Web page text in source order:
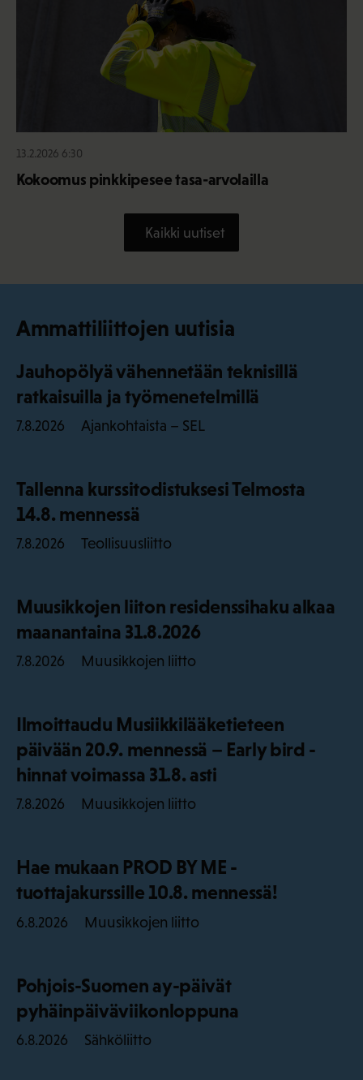
13.2.2026 6:30
Kokoomus pinkkipesee tasa-arvolailla
Kaikki uutiset
Ammattiliittojen uutisia
Jauhopölyä vähennetään teknisillä
ratkaisuilla ja työmenetelmillä
7.8.2026 Ajankohtaista – SEL
Tallenna kurssitodistuksesi Telmosta
14.8. mennessä
7.8.2026 Teollisuusliitto
Muusikkojen liiton residenssihaku alkaa
maanantaina 31.8.2026
7.8.2026 Muusikkojen liitto
Ilmoittaudu Musiikkilääketieteen
päivään 20.9. mennessä – Early bird -
hinnat voimassa 31.8. asti
7.8.2026 Muusikkojen liitto
Hae mukaan PROD BY ME -
tuottajakurssille 10.8. mennessä!
6.8.2026 Muusikkojen liitto
Pohjois-Suomen ay-päivät
pyhäinpäiväviikonloppuna
6.8.2026 Sähköliitto